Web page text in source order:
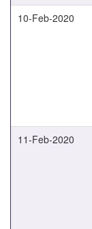
10-Feb-2020
11-Feb-2020